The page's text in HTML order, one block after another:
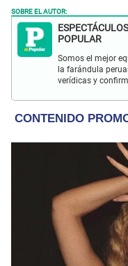
SOBRE EL AUTOR:
POPULAR
Somos el mejor
la farándula
verídicas y